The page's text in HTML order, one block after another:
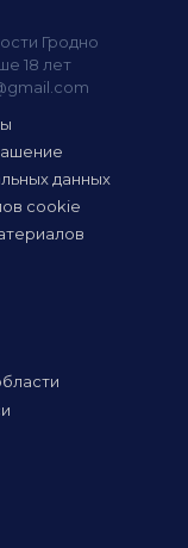
Гродно
18 лет
данных
cookie